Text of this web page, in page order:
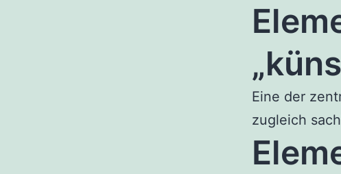
Eine der
zugleich